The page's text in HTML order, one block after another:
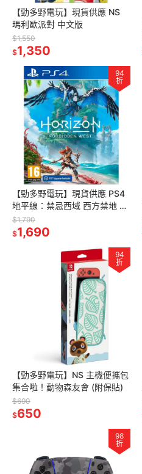
【勁多野電玩】現貨供應 NS
瑪利歐派對 中文版
$1,550
$1,350
94
折
【勁多野電玩】現貨供應 PS4
地平線：禁忌西域 西方禁地 中
文版
$1,790
$1,690
94
折
【勁多野電玩】NS 主機便攜包
集合啦！動物森友會 (附保貼)
$690
$650
98
折